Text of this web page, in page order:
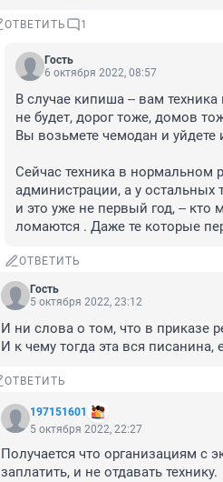
ОТВЕТИТЬ 1
Гость
6 октября 2022, 08:57
В случае кипиша -- вам
не будет, дорог тоже, домов
Вы возьмете чемодан и уйдете
Сейчас техника в нормальном
администрации, а у остальных
и это уже не первый год, -- кто
ломаются . Даже те которые
ОТВЕТИТЬ
Гость
5 октября 2022, 23:12
И ни слова о том, что в приказе
И к чему тогда эта вся
ОТВЕТИТЬ
197151601
5 октября 2022, 22:27
Получается что организациям с
заплатить, и не отдавать технику.